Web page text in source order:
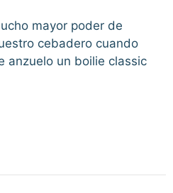
mayor poder de
cebadero cuando
anzuelo un boilie classic